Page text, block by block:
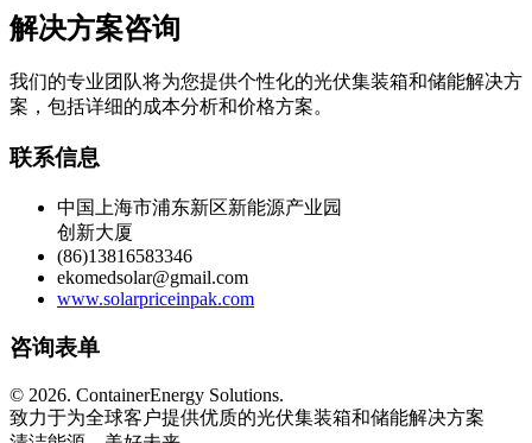
我们的专业团队将为您提供个性化的光伏集装箱和储能解决方
案，包括详细的成本分析和价格方案。
中国上海市浦东新区新能源产业园
创新大厦
(86)13816583346
ekomedsolar@gmail.com
www.solarpriceinpak.com
咨询表单
© 2026. ContainerEnergy Solutions.
致力于为全球客户提供优质的光伏集装箱和储能解决方案
清洁能源，美好未来
网站地图